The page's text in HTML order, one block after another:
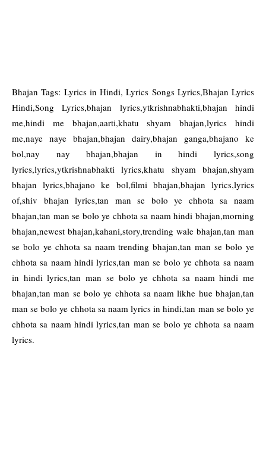
Bhajan Tags: Lyrics in Hindi, Lyrics Songs Lyrics,Bhajan Lyrics
Hindi,Song Lyrics,bhajan lyrics,ytkrishnabhakti,bhajan hindi
me,hindi me bhajan,aarti,khatu shyam bhajan,lyrics hindi
me,naye naye bhajan,bhajan dairy,bhajan ganga,bhajano ke
bol,nay nay bhajan,bhajan in hindi lyrics,song
lyrics,lyrics,ytkrishnabhakti lyrics,khatu shyam bhajan,shyam
bhajan lyrics,bhajano ke bol,filmi bhajan,bhajan lyrics,lyrics
of,shiv bhajan lyrics,tan man se bolo ye chhota sa naam
bhajan,tan man se bolo ye chhota sa naam hindi bhajan,morning
bhajan,newest bhajan,kahani,story,trending wale bhajan,tan man
se bolo ye chhota sa naam trending bhajan,tan man se bolo ye
chhota sa naam hindi lyrics,tan man se bolo ye chhota sa naam
in hindi lyrics,tan man se bolo ye chhota sa naam hindi me
bhajan,tan man se bolo ye chhota sa naam likhe hue bhajan,tan
man se bolo ye chhota sa naam lyrics in hindi,tan man se bolo ye
chhota sa naam hindi lyrics,tan man se bolo ye chhota sa naam
lyrics.